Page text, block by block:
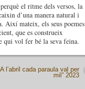
el ritme dels versos, la
d’una manera natural i
Així mateix, els seus poemes
que es construeix
qui vol fer bé la seva feina.
l’abril cada paraula val per
mil” 2023